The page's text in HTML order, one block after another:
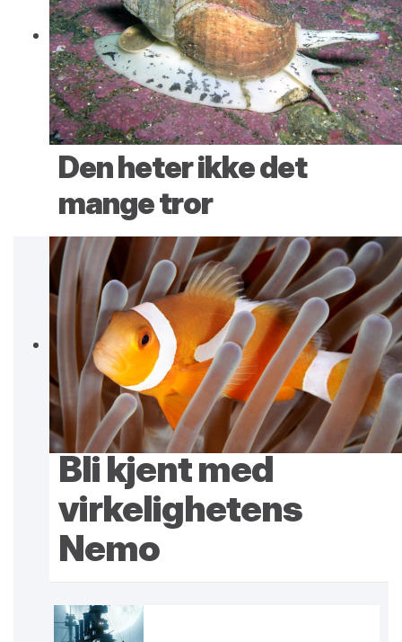
Den heter ikke det
mange tror
Bli kjent med
virkelighetens
Nemo